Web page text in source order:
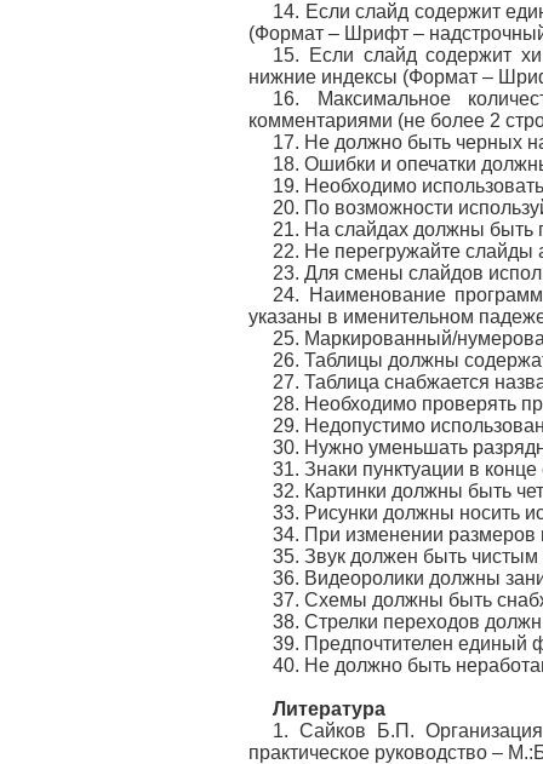
14. Если слайд содержит
(Формат – Шрифт –
15. Если слайд содержит
нижние индексы (Формат –
16. Максимальное
комментариями (не более 2
17. Не должно быть черных
18. Ошибки и опечатки
19. Необходимо
20. По возможности
21. На слайдах должны быть
22. Не перегружайте
23. Для смены слайдов
24. Наименование
указаны в именительном
25. Маркированный/
26. Таблицы должны
27. Таблица снабжается
28. Необходимо проверять
29. Недопустимо
30. Нужно уменьшать
31. Знаки пунктуации в
32. Картинки должны быть
33. Рисунки должны носить
34. При изменении размеров
35. Звук должен быть чистым
36. Видеоролики должны
37. Схемы должны быть
38. Стрелки переходов
39. Предпочтителен единый
40. Не должно быть
Литература
1. Сайков Б.П. Организация
практическое руководство –